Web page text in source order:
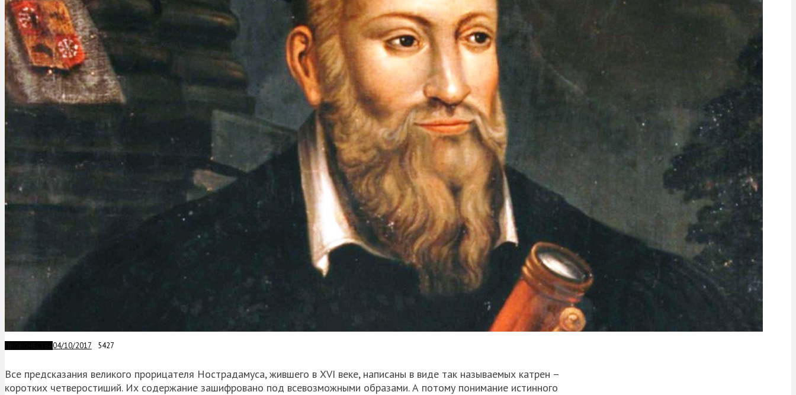
04/10/2017 5427
Все предсказания великого прорицателя Нострадамуса, жившего в XVI веке, написаны в виде так называемых катрен –
коротких четверостиший. Их содержание зашифровано под всевозможными образами. А потому понимание истинного